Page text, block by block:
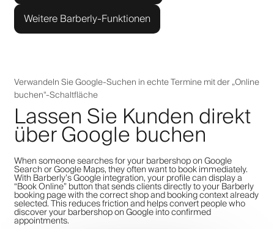
Weitere Barberly-Funktionen
Verwandeln Sie Google-Suchen in echte Termine mit der „Online
buchen"-Schaltfläche
Lassen Sie Kunden direkt
über Google buchen
When someone searches for your barbershop on Google
Search or Google Maps, they often want to book immediately.
With Barberly’s Google integration, your profile can display a
“Book Online” button that sends clients directly to your Barberly
booking page with the correct shop and booking context already
selected. This reduces friction and helps convert people who
discover your barbershop on Google into confirmed
appointments.